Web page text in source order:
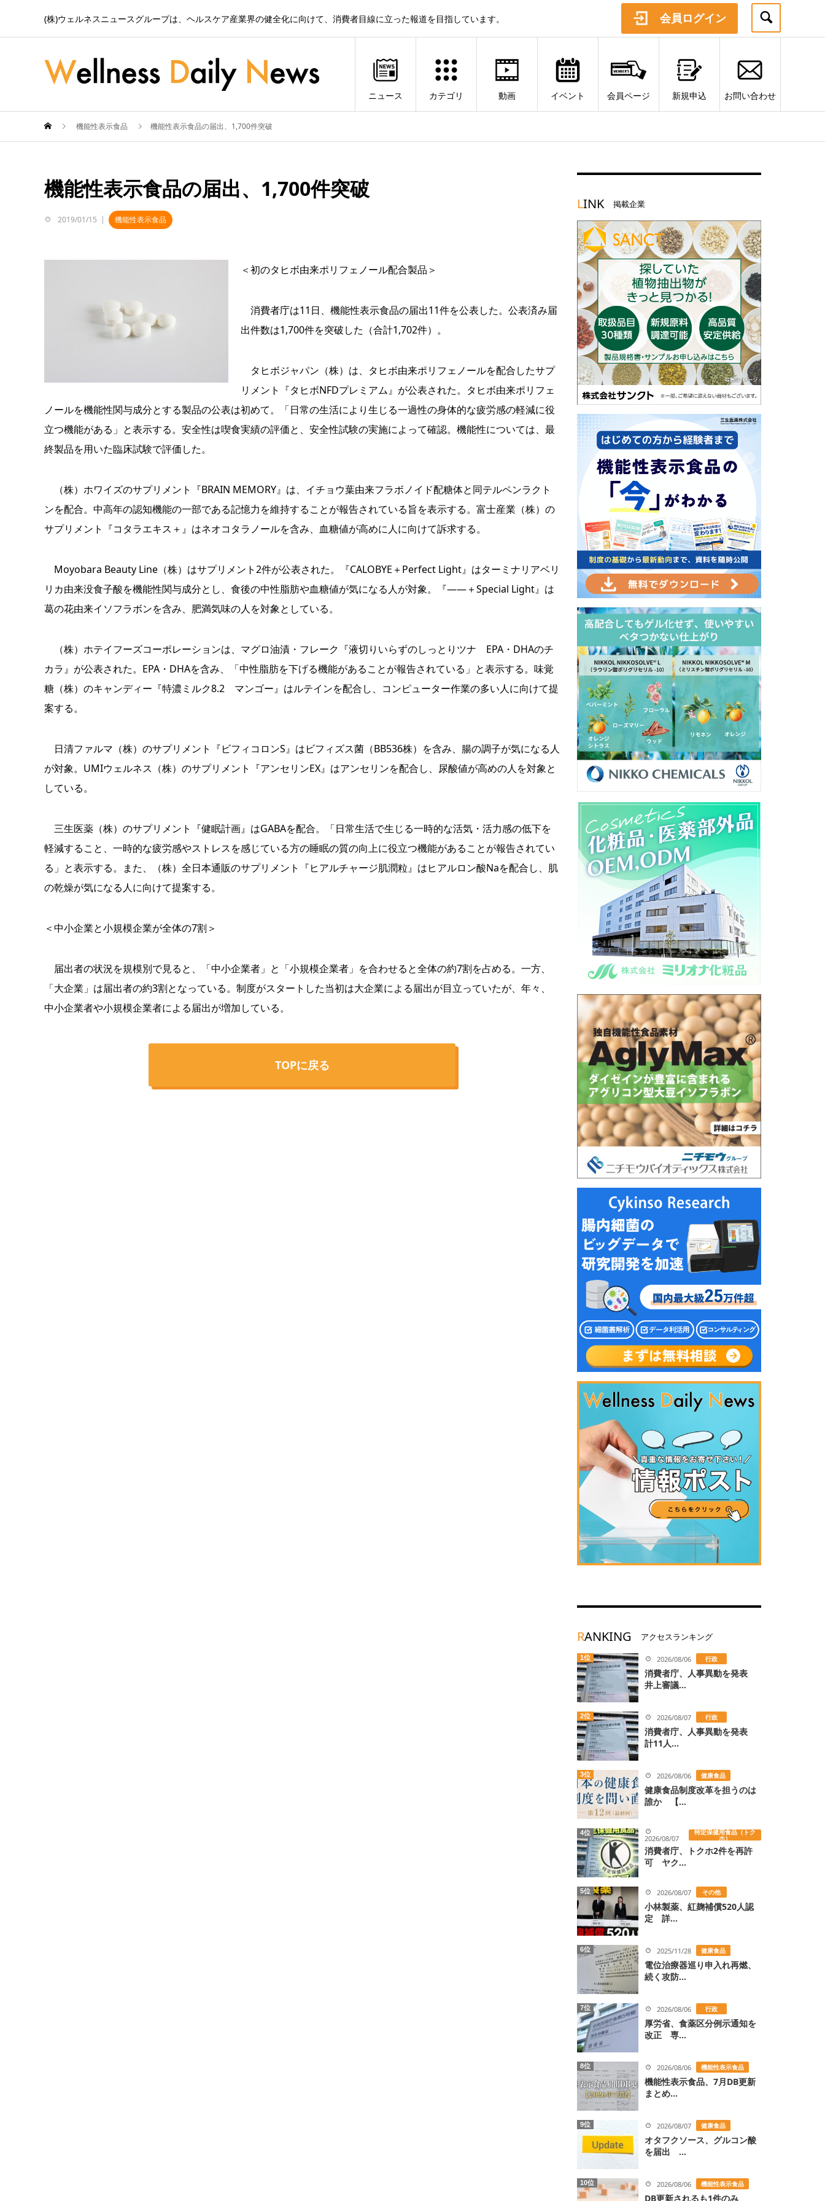
(株)ウェルネスニュースグループは、ヘルスケア産業界の健全化に向けて、消費者目線に立った報道を目指しています。 会員ログイン
ニュース カテゴリ 動画 イベント 会員ページ 新規申込 お問い合わせ
機能性表示食品 機能性表示食品の届出、1,700件突破
機能性表示食品の届出、1,700件突破
2019/01/15 機能性表示食品
＜初のタヒボ由来ポリフェノール配合製品＞
消費者庁は11日、機能性表示食品の届出11件を公表した。公表済み届
出件数は1,700件を突破した（合計1,702件）。
タヒボジャパン（株）は、タヒボ由来ポリフェノールを配合したサプ
リメント『タヒボNFDプレミアム』が公表された。タヒボ由来ポリフェ
ノールを機能性関与成分とする製品の公表は初めて。「日常の生活により生じる一過性の身体的な疲労感の軽減に役
立つ機能がある」と表示する。安全性は喫食実績の評価と、安全性試験の実施によって確認。機能性については、最
終製品を用いた臨床試験で評価した。
（株）ホワイズのサプリメント『BRAIN MEMORY』は、イチョウ葉由来フラボノイド配糖体と同テルペンラクト
ンを配合。中高年の認知機能の一部である記憶力を維持することが報告されている旨を表示する。富士産業（株）の
サプリメント『コタラエキス＋』はネオコタラノールを含み、血糖値が高めに人に向けて訴求する。
Moyobara Beauty Line（株）はサプリメント2件が公表された。『CALOBYE＋Perfect Light』はターミナリアベリ
リカ由来没食子酸を機能性関与成分とし、食後の中性脂肪や血糖値が気になる人が対象。『――＋Special Light』は
葛の花由来イソフラボンを含み、肥満気味の人を対象としている。
（株）ホテイフーズコーポレーションは、マグロ油漬・フレーク『液切りいらずのしっとりツナ EPA・DHAのチ
カラ』が公表された。EPA・DHAを含み、「中性脂肪を下げる機能があることが報告されている」と表示する。味覚
糖（株）のキャンディー『特濃ミルク8.2 マンゴー』はルテインを配合し、コンピューター作業の多い人に向けて提
案する。
日清ファルマ（株）のサプリメント『ビフィコロンS』はビフィズス菌（BB536株）を含み、腸の調子が気になる人
が対象。UMIウェルネス（株）のサプリメント『アンセリンEX』はアンセリンを配合し、尿酸値が高めの人を対象と
している。
三生医薬（株）のサプリメント『健眠計画』はGABAを配合。「日常生活で生じる一時的な活気・活力感の低下を
軽減すること、一時的な疲労感やストレスを感じている方の睡眠の質の向上に役立つ機能があることが報告されてい
る」と表示する。また、（株）全日本通販のサプリメント『ヒアルチャージ肌潤粒』はヒアルロン酸Naを配合し、肌
の乾燥が気になる人に向けて提案する。
＜中小企業と小規模企業が全体の7割＞
届出者の状況を規模別で見ると、「中小企業者」と「小規模企業者」を合わせると全体の約7割を占める。一方、
「大企業」は届出者の約3割となっている。制度がスタートした当初は大企業による届出が目立っていたが、年々、
中小企業者や小規模企業者による届出が増加している。
TOPに戻る
LINK 掲載企業
RANKING アクセスランキング
1位 2026/08/06 行政
消費者庁、人事異動を発表
井上審議...
2位 2026/08/07 行政
消費者庁、人事異動を発表
計11人...
3位 2026/08/06 健康食品
健康食品制度改革を担うのは
誰か 【...
4位
2026/08/07
特定保健用食品（トク
ホ）
消費者庁、トクホ2件を再許
可 ヤク...
5位 2026/08/07 その他
小林製薬、紅麹補償520人認
定 詳...
6位 2025/11/28 健康食品
電位治療器巡り申入れ再燃、
続く攻防...
7位 2026/08/06 行政
厚労省、食薬区分例示通知を
改正 専...
8位 2026/08/06 機能性表示食品
機能性表示食品、7月DB更新
まとめ...
9位 2026/08/07 健康食品
オタフクソース、グルコン酸
を届出 ...
10位 2026/08/06 機能性表示食品
DB更新されるも1件のみ